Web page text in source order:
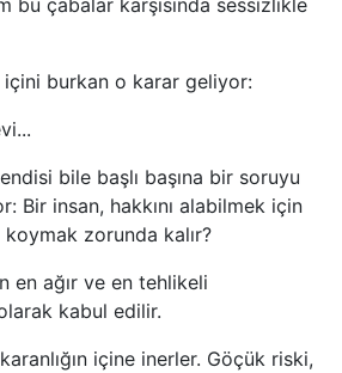
bu çabalar karşısında sessizlikle
içini burkan o karar geliyor:
bile başlı başına bir soruyu
Bir insan, hakkını alabilmek için
koymak zorunda kalır?
en ağır ve en tehlikeli
kabul edilir.
içine inerler. Göçük riski,